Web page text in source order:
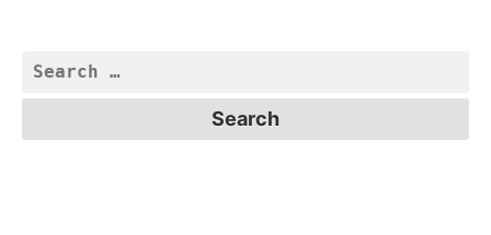
Search
for: